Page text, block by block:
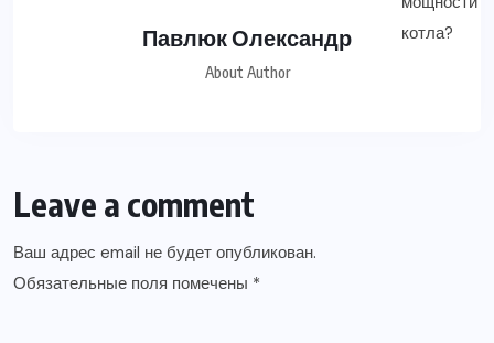
Павлюк Олександр
About Author
Leave a comment
Ваш адрес email не будет опубликован.
Обязательные поля помечены *